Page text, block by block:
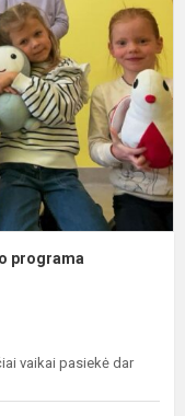
programa
vaikai pasiekė dar